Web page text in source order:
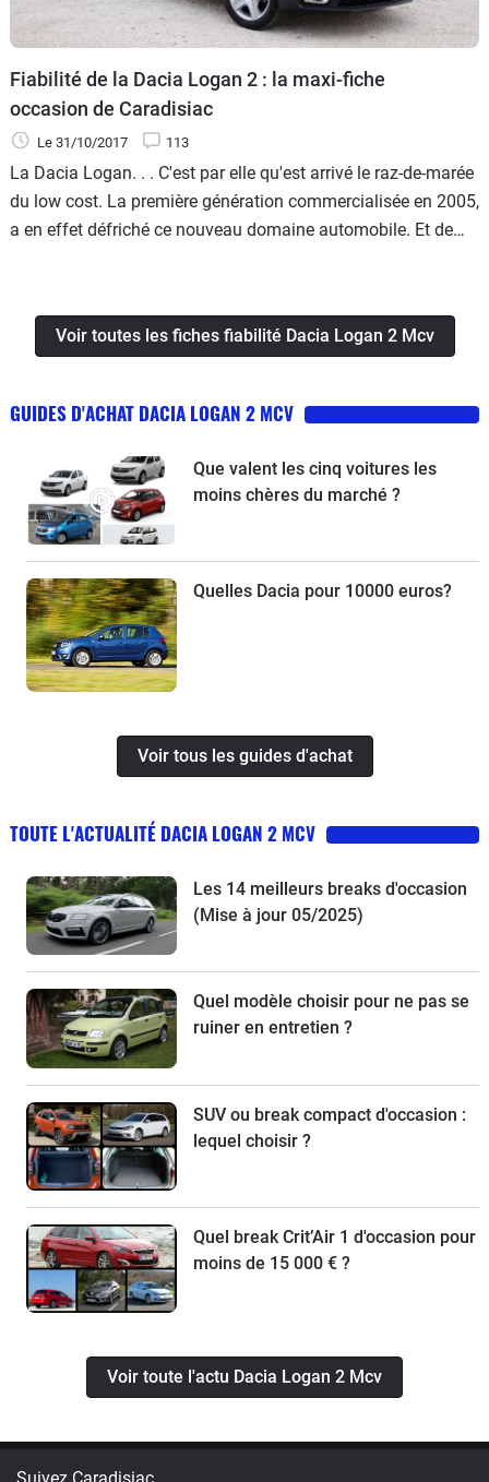
Fiabilité de la Dacia Logan 2 : la maxi-fiche
occasion de Caradisiac
Le 31/10/2017 113
La Dacia Logan. . . C'est par elle qu'est arrivé le raz-de-marée
du low cost. La première génération commercialisée en 2005,
a en effet défriché ce nouveau domaine automobile. Et de
Voir toutes les fiches fiabilité Dacia Logan 2 Mcv
GUIDES D'ACHAT DACIA LOGAN 2 MCV
Que valent les cinq voitures les
moins chères du marché ?
Quelles Dacia pour 10000 euros?
Voir tous les guides d'achat
TOUTE L'ACTUALITÉ DACIA LOGAN 2 MCV
Les 14 meilleurs breaks d'occasion
(Mise à jour 05/2025)
Quel modèle choisir pour ne pas se
ruiner en entretien ?
SUV ou break compact d'occasion :
lequel choisir ?
Quel break Crit’Air 1 d'occasion pour
moins de 15 000 € ?
Voir toute l'actu Dacia Logan 2 Mcv